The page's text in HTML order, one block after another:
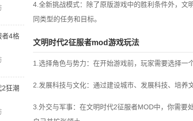
者4格
1.5.1
狂潮
4.全新挑战模式：除了原版游戏中的胜利条件外，
同类型的任务和目标。
文明时代2征服者mod游戏玩法
1.选择角色与势力：在开始游戏前，玩家需要选择一
2.发展科技与文化：通过建设城市、发展科技、培养
3.外交与军事：在文明时代2征服者MOD中，你需要